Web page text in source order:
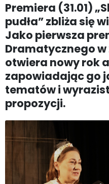
Premiera (31.01)
pudła” zbliża się
Jako pierwsza
Dramatycznego
otwiera nowy rok
zapowiadając go
tematów i
propozycji.